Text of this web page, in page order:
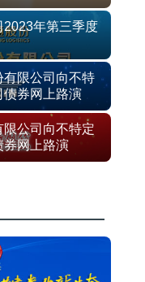
年第三季度
有限公司向不特
债券网上路演
限公司向不特定
券网上路演